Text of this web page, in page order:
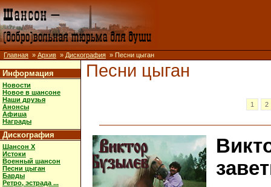
Главная » Архив » Дискография » Песни цыган
Информация
Новости
Новое в шансоне
Наши друзья
Анонсы
Афиша
Награды
Дискография
Шансон X
Истоки
Военный шансон
Песни цыган
Барды
Ретро, эстрада ...
Песни цыган
1 2